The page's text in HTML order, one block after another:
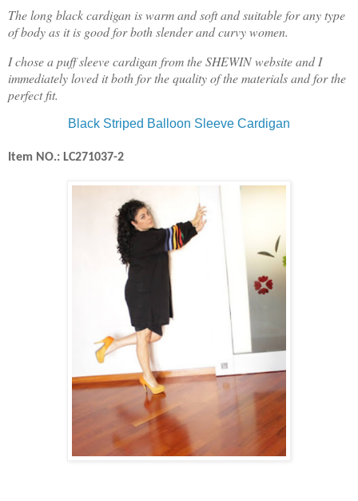
The long black cardigan is warm and soft and suitable for any type
of body as it is good for both slender and curvy women.
I chose a puff sleeve cardigan from the SHEWIN website and I
immediately loved it both for the quality of the materials and for the
perfect fit.
Black Striped Balloon Sleeve Cardigan
Item NO.: LC271037-2